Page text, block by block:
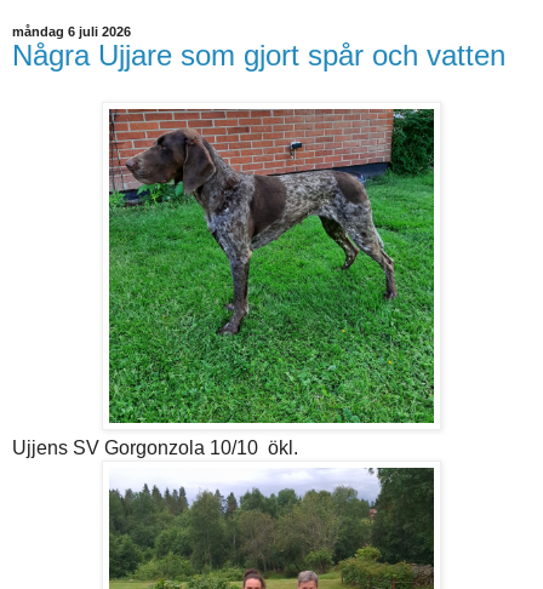
måndag 6 juli 2026
Några Ujjare som gjort spår och vatten
Ujjens SV Gorgonzola 10/10 ökl.